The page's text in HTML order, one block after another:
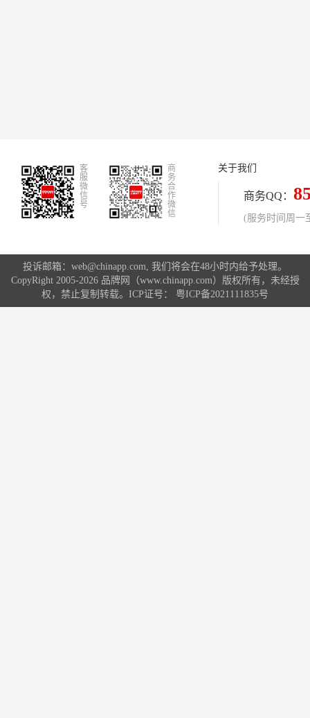
客
服
微
信
号
商
务
合
作
微
信
关于我们
商务QQ：
(服务时间周一
投诉邮箱：web@chinapp.com, 我们将会在48小时内给予处理。
CopyRight 2005-2026 品牌网（www.chinapp.com）版权所有，未经授
权，禁止复制转载。ICP证号： 粤ICP备2021111835号